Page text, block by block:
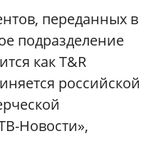
переданных в
подразделение
как T&R
российской
Новости»,